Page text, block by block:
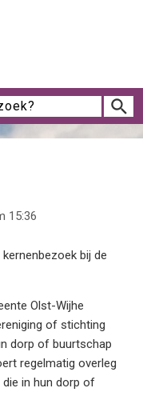
15:36
bij de
Olst-Wijhe
of stichting
dorp of buurtschap
regelmatig overleg
in hun dorp of